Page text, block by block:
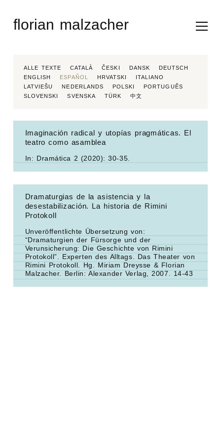
contentflorian malzacher
ALLE TEXTE CATALÀ ČESKI DANSK
DEUTSCH
ENGLISH
ESPAÑOL HRVATSKI
ITALIANO
LATVIEŠU
NEDERLANDS POLSKI
PORTUGUÊS
SLOVENSKI
SVENSKA TÜRK 中文
Imaginación radical y utopías pragmáticas. El
teatro como asamblea
In: Dramática 2 (2020): 30-35.
Dramaturgias de la asistencia y la
desestabilización. La historia de Rimini
Protokoll
Unveröffentlichte Übersetzung von:
“Dramaturgien der Fürsorge und der
Verunsicherung: Die Geschichte von Rimini
Protokoll”. Experten des Alltags. Das Theater von
Rimini Protokoll.
Hg. Miriam Dreysse & Florian
Malzacher. Berlin: Alexander Verlag, 2007. 14-43